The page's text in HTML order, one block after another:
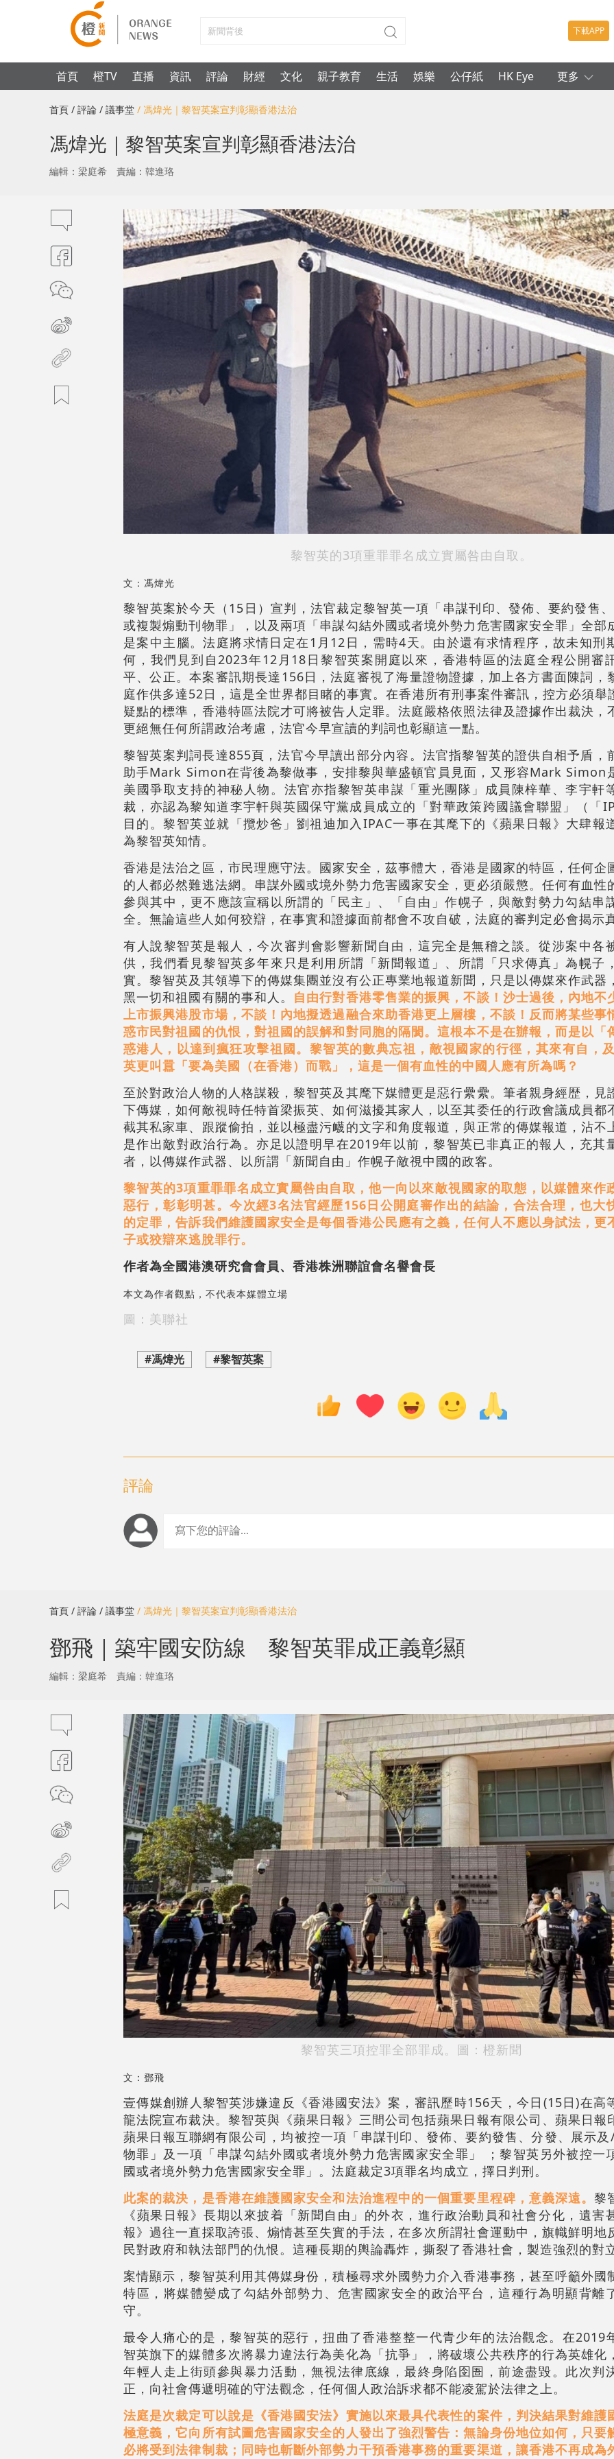
下載APP
首頁 橙TV 直播 資訊 評論 財經 文化 親子教育 生活 娛樂 公仔紙 HK Eye 更多
首頁 / 評論 / 議事堂 / 馮煒光｜黎智英案宣判彰顯香港法治
馮煒光｜黎智英案宣判彰顯香港法治
編輯：梁庭希 責編：韓進珞
黎智英的3項重罪罪名成立實屬咎由自取。
文：馮煒光
黎智英案於今天（15日）宣判，法官裁定黎智英一項「串謀刊印、發佈、要約發售
或複製煽動刊物罪」，以及兩項「串謀勾結外國或者境外勢力危害國家安全罪」全部
是案中主腦。法庭將求情日定在1月12日，需時4天。由於還有求情程序，故未知刑
何，我們見到自2023年12月18日黎智英案開庭以來，香港特區的法庭全程公開審
平、公正。本案審訊期長達156日，法庭審視了海量證物證據，加上各方書面陳詞，
庭作供多達52日，這是全世界都目睹的事實。在香港所有刑事案件審訊，控方必須舉
疑點的標準，香港特區法院才可將被告人定罪。法庭嚴格依照法律及證據作出裁決，
更絕無任何所謂政治考慮，法官今早宣讀的判詞也彰顯這一點。
黎智英案判詞長達855頁，法官今早讀出部分內容。法官指黎智英的證供自相予盾，
助手Mark Simon在背後為黎做事，安排黎與華盛頓官員見面，又形容Mark Simon
美國爭取支持的神秘人物。法官亦指黎智英串謀「重光團隊」成員陳梓華、李宇軒
裁，亦認為黎知道李宇軒與英國保守黨成員成立的「對華政策跨國議會聯盟」（「
目的。黎智英並就「攬炒爸」劉祖迪加入IPAC一事在其麾下的《蘋果日報》大肆報
為黎智英知情。
香港是法治之區，市民理應守法。國家安全，茲事體大，香港是國家的特區，任何企
的人都必然難逃法網。串謀外國或境外勢力危害國家安全，更必須嚴懲。任何有血性
參與其中，更不應該宣稱以所謂的「民主」、「自由」作幌子，與敵對勢力勾結串
全。無論這些人如何狡辯，在事實和證據面前都會不攻自破，法庭的審判定必會揭示
有人說黎智英是報人，今次審判會影響新聞自由，這完全是無稽之談。從涉案中各
供，我們看見黎智英多年來只是利用所謂「新聞報道」、所謂「只求傳真」為幌子
實。黎智英及其領導下的傳媒集團並沒有公正專業地報道新聞，只是以傳媒來作武器
黑一切和祖國有關的事和人。 自由行對香港零售業的振興，不談！沙士過後，內地不
上市振興港股市場，不談！內地擬透過融合來助香港更上層樓，不談！ 反而將某些事
惑市民對祖國的仇恨，對祖國的誤解和對同胞的隔閡。這根本不是在辦報，而是以「
惑港人，以達到瘋狂攻擊祖國。黎智英的數典忘祖，敵視國家的行徑，其來有自，
英更叫囂「要為美國（在香港）而戰」，這是一個有血性的中國人應有所為嗎？
至於對政治人物的人格謀殺，黎智英及其麾下媒體更是惡行纍纍。筆者親身經歴，見
下傳媒，如何敵視時任特首梁振英、如何滋擾其家人，以至其委任的行政會議成員都
截其私家車、跟蹤偷拍，並以極盡污衊的文字和角度報道，與正常的傳媒報道，沾不
是作出敵對政治行為。亦足以證明早在2019年以前，黎智英已非真正的報人，充其
者，以傳媒作武器、以所謂「新聞自由」作幌子敵視中國的政客。
黎智英的3項重罪罪名成立實屬咎由自取，他一向以來敵視國家的取態，以媒體來作
惡行，彰彰明甚。今次經3名法官經歷156日公開庭審作出的結論，合法合理，也大
的定罪，告訴我們維護國家安全是每個香港公民應有之義，任何人不應以身試法，更
子或狡辯來逃脫罪行。
作者為全國港澳研究會會員、香港株洲聯誼會名譽會長
本文為作者觀點，不代表本媒體立場
圖：美聯社
#馮煒光 #黎智英案
評論
首頁 / 評論 / 議事堂 / 馮煒光｜黎智英案宣判彰顯香港法治
鄧飛｜築牢國安防線 黎智英罪成正義彰顯
編輯：梁庭希 責編：韓進珞
黎智英三項控罪全部罪成。圖：橙新聞
文：鄧飛
壹傳媒創辦人黎智英涉嫌違反《香港國安法》案，審訊歷時156天，今日(15日)在高
龍法院宣布裁決。黎智英與《蘋果日報》三間公司包括蘋果日報有限公司、蘋果日報
蘋果日報互聯網有限公司，均被控一項「串謀刊印、發佈、要約發售、分發、展示
物罪」及一項「串謀勾結外國或者境外勢力危害國家安全罪」 ；黎智英另外被控一
國或者境外勢力危害國家安全罪」。法庭裁定3項罪名均成立，擇日判刑。
此案的裁決，是香港在維護國家安全和法治進程中的一個重要里程碑，意義深遠。黎
《蘋果日報》長期以來披着「新聞自由」的外衣，進行政治動員和社會分化，遺害
報》過往一直採取誇張、煽情甚至失實的手法，在多次所謂社會運動中，旗幟鮮明地
民對政府和執法部門的仇恨。這種長期的輿論轟炸，撕裂了香港社會，製造強烈的對
案情顯示，黎智英利用其傳媒身份，積極尋求外國勢力介入香港事務，甚至呼籲外國
特區，將媒體變成了勾結外部勢力、危害國家安全的政治平台，這種行為明顯背離
守。
最令人痛心的是，黎智英的惡行，扭曲了香港整整一代青少年的法治觀念。在2019
智英旗下的媒體多次將暴力違法行為美化為「抗爭」，將破壞公共秩序的行為英雄化
年輕人走上街頭參與暴力活動，無視法律底線，最終身陷囹圄，前途盡毀。此次判
正，向社會傳遞明確的守法觀念，任何個人政治訴求都不能凌駕於法律之上。
法庭是次裁定可以說是《香港國安法》實施以來最具代表性的案件，判決結果對維護
極意義，它向所有試圖危害國家安全的人發出了強烈警告：無論身份地位如何，只要
必將受到法律制裁；同時也斬斷外部勢力干預香港事務的重要渠道，讓香港不再成為